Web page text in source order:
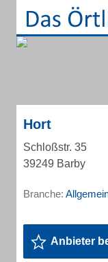
Hort
Schloßstr. 35
39249 Barby
Branche:
Anbieter